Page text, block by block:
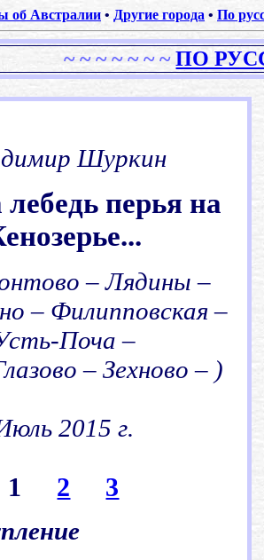
об Австралии • Другие города • По
~ ~ ~ ~ ~ ~ ~ПО
Шуркин
перья на
– Лядины –
– Филипповская –
Поча –
– Зехново – )
2015 г.
1 2 3